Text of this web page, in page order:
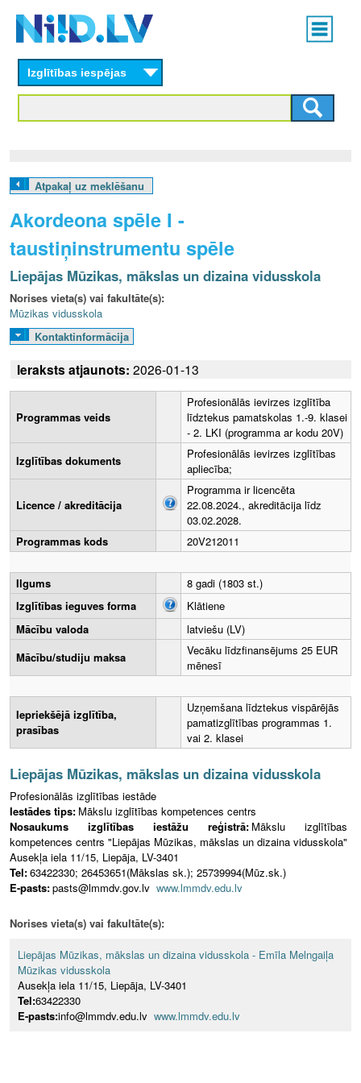
content
Main
menu
L
V
Izglītības iespējas
Atpakaļ uz meklēšanu
Akordeona spēle I -
taustiņinstrumentu spēle
Liepājas Mūzikas, mākslas un dizaina vidusskola
Norises vieta(s) vai fakultāte(s):
Mūzikas vidusskola
Kontaktinformācija
Ieraksts atjaunots: 2026-01-13
Programmas veids
Profesionālās ievirzes izglītība
līdztekus pamatskolas 1.-9. klasei
- 2. LKI (programma ar kodu 20V)
Izglītības dokuments
Profesionālās ievirzes izglītības
apliecība;
Licence / akreditācija
Programma ir licencēta
22.08.2024., akreditācija līdz
03.02.2028.
Programmas kods
20V212011
Ilgums
8 gadi (1803 st.)
Izglītības ieguves forma
Klātiene
Mācību valoda
latviešu (LV)
Mācību/studiju maksa
Vecāku līdzfinansējums 25 EUR
mēnesī
Iepriekšējā izglītība,
prasības
Uzņemšana līdztekus vispārējās
pamatizglītības programmas 1.
vai 2. klasei
Liepājas Mūzikas, mākslas un dizaina vidusskola
Profesionālās izglītības iestāde
Iestādes tips: Mākslu izglītības kompetences centrs
Nosaukums izglītības iestāžu reģistrā: Mākslu izglītības
kompetences centrs "Liepājas Mūzikas, mākslas un dizaina vidusskola"
Ausekļa iela 11/15, Liepāja, LV-3401
Tel:63422330; 26453651(Mākslas sk.); 25739994(Mūz.sk.)
E-pasts:pasts@lmmdv.gov.lv www.lmmdv.edu.lv
Norises vieta(s) vai fakultāte(s):
Liepājas Mūzikas, mākslas un dizaina vidusskola - Emīla Melngaiļa
Mūzikas vidusskola
Ausekļa iela 11/15, Liepāja, LV-3401
Tel:63422330
E-pasts:info@lmmdv.edu.lv www.lmmdv.edu.lv